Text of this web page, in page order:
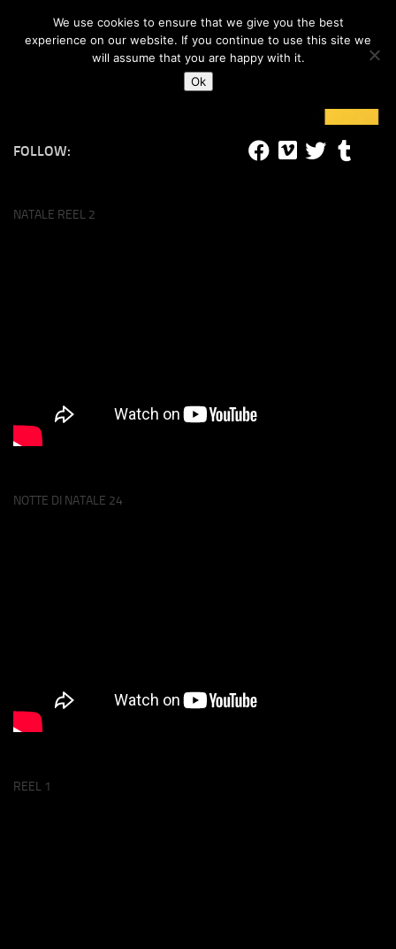
Skip to content
#lucalife
FOLLOW:
NATALE REEL 2
NOTTE DI NATALE 24
REEL 1
We use cookies to ensure that we give you the best
experience on our website. If you continue to use this site we
will assume that you are happy with it.
Ok